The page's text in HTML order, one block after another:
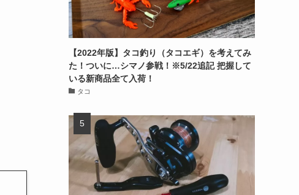
【2022年版】タコ釣り（タコエギ）を考えてみ
た！ついに…シマノ参戦！※5/22追記 把握して
いる新商品全て入荷！
タコ